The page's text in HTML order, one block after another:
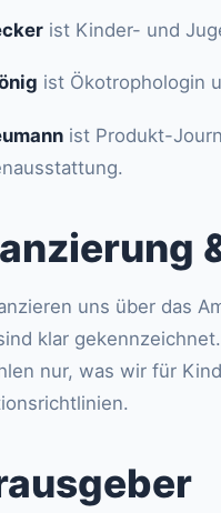
ist Kinder- und
ist Ökotrophologin
ist Produkt-
uns über das
klar
nur, was wir für